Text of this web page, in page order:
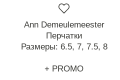
Ann Demeulemeester
Перчатки
Размеры: 6.5, 7, 7.5, 8
+ PROMO